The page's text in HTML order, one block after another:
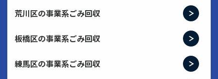
荒川区の事業系ごみ回収
板橋区の事業系ごみ回収
練馬区の事業系ごみ回収